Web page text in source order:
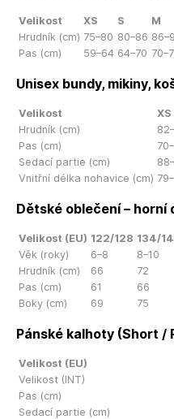
Velikost XS S M
Hrudník (cm) 75–80 80–86
Pas (cm)
59–64 64–70
Unisex bundy, mikiny,
Velikost XS
Hrudník (cm)
Pas (cm)
Sedací partie (cm)
Vnitřní délka nohavice (cm)
Dětské oblečení – horní
Velikost (EU) 122/128 134/
Věk (roky)
6–8 8–10
Hrudník (cm)
66 72
Pas (cm)
61 66
Boky (cm)
69 75
Pánské kalhoty (Short /
Velikost (EU)
Velikost (INT)
Pas (cm)
Sedací partie (cm)